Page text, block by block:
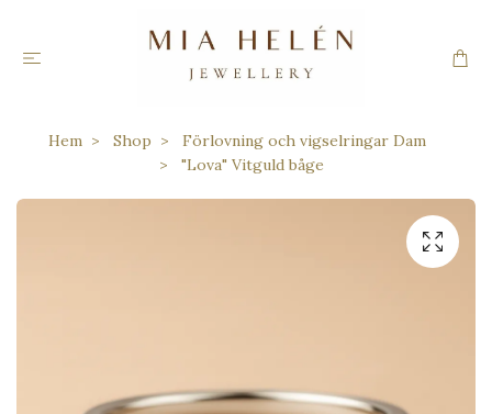
Hem Shop
Förlovning och vigselringar Dam
"Lova" Vitguld båge